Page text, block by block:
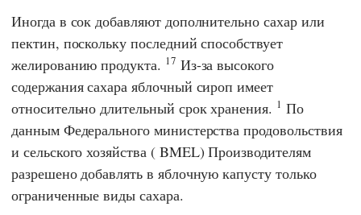
Иногда в сок добавляют дополнительно сахар или
пектин, поскольку последний способствует
желированию продукта. 17 Из-за высокого
содержания сахара яблочный сироп имеет
относительно длительный срок хранения. 1 По
данным Федерального министерства продовольствия
и сельского хозяйства( BMEL) Производителям
разрешено добавлять в яблочную капусту только
ограниченные виды сахара.